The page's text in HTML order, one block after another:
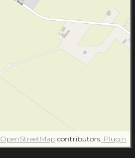
OpenStreetMapcontributors. Plugin